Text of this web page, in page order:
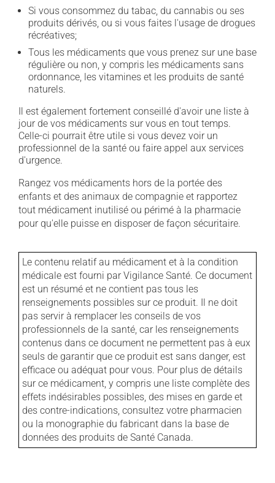
Si vous consommez du tabac, du cannabis ou ses
produits dérivés, ou si vous faites l'usage de drogues
récréatives;
Tous les médicaments que vous prenez sur une base
régulière ou non, y compris les médicaments sans
ordonnance, les vitamines et les produits de santé
naturels.
Il est également fortement conseillé d'avoir une liste à
jour de vos médicaments sur vous en tout temps.
Celle-ci pourrait être utile si vous devez voir un
professionnel de la santé ou faire appel aux services
d'urgence.
Rangez vos médicaments hors de la portée des
enfants et des animaux de compagnie et rapportez
tout médicament inutilisé ou périmé à la pharmacie
pour qu'elle puisse en disposer de façon sécuritaire.
Le contenu relatif au médicament et à la condition
médicale est fourni par Vigilance Santé. Ce document
est un résumé et ne contient pas tous les
renseignements possibles sur ce produit. Il ne doit
pas servir à remplacer les conseils de vos
professionnels de la santé, car les renseignements
contenus dans ce document ne permettent pas à eux
seuls de garantir que ce produit est sans danger, est
efficace ou adéquat pour vous. Pour plus de détails
sur ce médicament, y compris une liste complète des
effets indésirables possibles, des mises en garde et
des contre-indications, consultez votre pharmacien
ou la monographie du fabricant dans la base de
données des produits de Santé Canada.